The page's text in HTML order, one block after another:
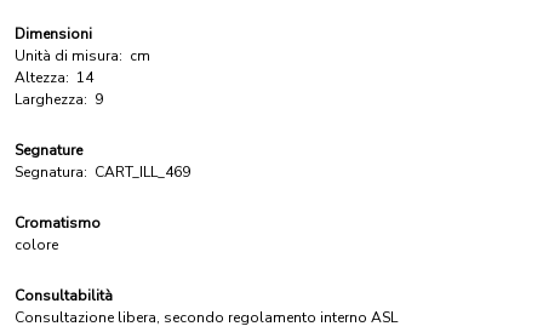
Dimensioni
Unità di misura: cm
Altezza: 14
Larghezza: 9
Segnature
Segnatura: CART_ILL_469
Cromatismo
colore
Consultabilità
Consultazione libera, secondo regolamento interno ASL